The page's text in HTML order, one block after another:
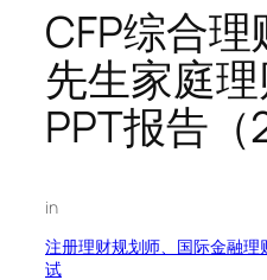
CFP综合
先生家庭
PPT报告（2
in
注册理财规划师、国际金融理
试